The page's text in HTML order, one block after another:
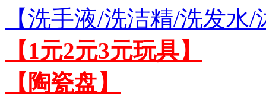
【洗手液/洗洁精/洗发水
【1元2元3元玩具】
【陶瓷盘】